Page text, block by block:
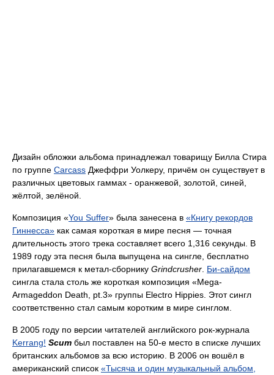
Дизайн обложки альбома принадлежал товарищу Билла Стира
по группе Carcass Джеффри Уолкеру, причём он существует в
различных цветовых гаммах - оранжевой, золотой, синей,
жёлтой, зелёной.
Композиция «You Suffer» была занесена в «Книгу рекордов
Гиннесса» как самая короткая в мире песня — точная
длительность этого трека составляет всего 1,316 секунды. В
1989 году эта песня была выпущена на сингле, бесплатно
прилагавшемся к метал-сборнику Grindcrusher Би-сайдом
сингла стала столь же короткая композиция «Mega-
Armageddon Death, pt.3» группы Electro Hippies. Этот сингл
соответственно стал самым коротким в мире синглом.
В 2005 году по версии читателей английского рок-журнала
Kerrang! Scum был поставлен на 50-е место в списке лучших
британских альбомов за всю историю. В 2006 он вошёл в
американский список «Тысяча и один музыкальный альбом,